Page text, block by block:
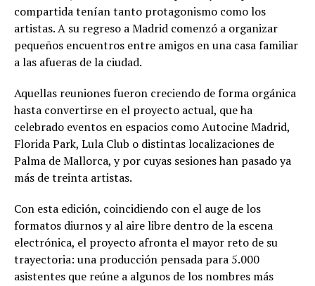
compartida tenían tanto protagonismo como los
artistas. A su regreso a Madrid comenzó a organizar
pequeños encuentros entre amigos en una casa familiar
a las afueras de la ciudad.
Aquellas reuniones fueron creciendo de forma orgánica
hasta convertirse en el proyecto actual, que ha
celebrado eventos en espacios como Autocine Madrid,
Florida Park, Lula Club o distintas localizaciones de
Palma de Mallorca, y por cuyas sesiones han pasado ya
más de treinta artistas.
Con esta edición, coincidiendo con el auge de los
formatos diurnos y al aire libre dentro de la escena
electrónica, el proyecto afronta el mayor reto de su
trayectoria: una producción pensada para 5.000
asistentes que reúne a algunos de los nombres más